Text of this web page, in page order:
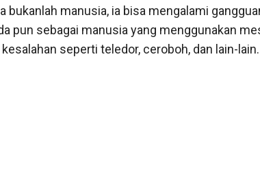
bukanlah manusia, ia bisa mengalami
pun sebagai manusia yang menggunakan
seperti teledor, ceroboh, dan lain-lain.